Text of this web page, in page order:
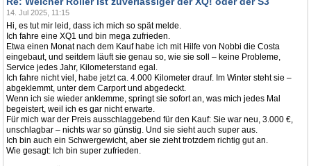
14. Jul 2025, 11:15
Hi, es tut mir leid, dass ich mich so spät melde.
Ich fahre eine XQ1 und bin mega zufrieden.
Etwa einen Monat nach dem Kauf habe ich mit Hilfe von Nobbi die Costa
eingebaut, und seitdem läuft sie genau so, wie sie soll – keine Probleme,
Service jedes Jahr, Kilometerstand egal.
Ich fahre nicht viel, habe jetzt ca. 4.000 Kilometer drauf. Im Winter steht sie –
abgeklemmt, unter dem Carport und abgedeckt.
Wenn ich sie wieder anklemme, springt sie sofort an, was mich jedes Mal
begeistert, weil ich es gar nicht erwarte.
Für mich war der Preis ausschlaggebend für den Kauf: Sie war neu, 3.000 €,
unschlagbar – nichts war so günstig. Und sie sieht auch super aus.
Ich bin auch ein Schwergewicht, aber sie zieht trotzdem richtig gut an.
Wie gesagt: Ich bin super zufrieden.